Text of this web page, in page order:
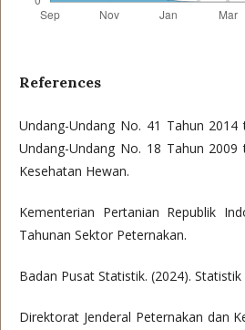
References
Undang-Undang No. 41 Tahun
Undang-Undang No. 18 Tahun
Kesehatan Hewan.
Kementerian Pertanian Republik
Tahunan Sektor Peternakan.
Badan Pusat Statistik. (2024).
Direktorat Jenderal Peternakan dan